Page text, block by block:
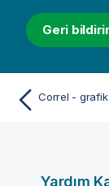
Geri
Correl -
Yardım